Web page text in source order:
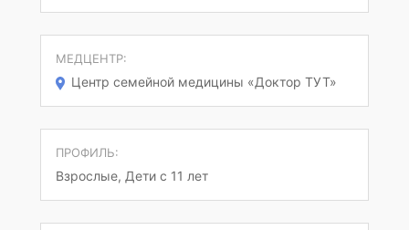
МЕДЦЕНТР:
Центр семейной медицины «Доктор ТУТ»
ПРОФИЛЬ:
Взрослые, Дети с 11 лет